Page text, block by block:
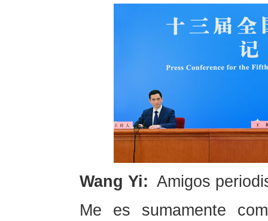
Wang Yi: Amigos
Me es sumamente